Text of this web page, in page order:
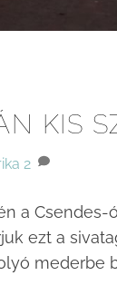
KIS
2
a Csendes-
ezt a
mederbe